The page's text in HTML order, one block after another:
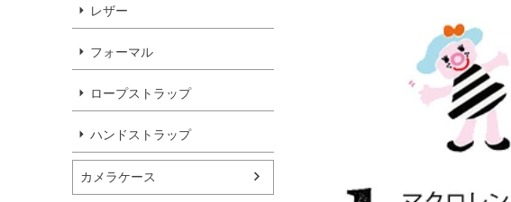
レザー
フォーマル
ロープストラップ
ハンドストラップ
カメラケース